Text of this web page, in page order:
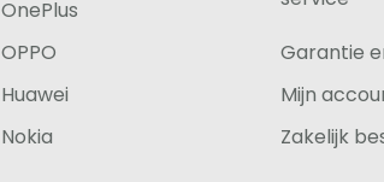
OnePlus
OPPO
Huawei
Nokia
Garantie
Mijn
Zakelijk